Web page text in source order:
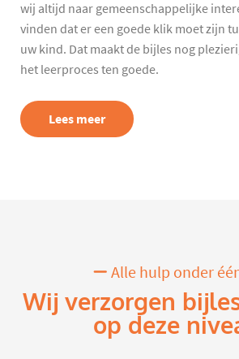
wij altijd naar gemeenschappelijke
vinden dat er een goede klik moet zijn
uw kind. Dat maakt de bijles nog
het leerproces ten goede.
Lees meer
Alle hulp onder
Wij verzorgen
op deze